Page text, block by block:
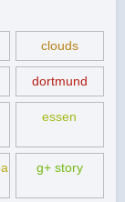
clouds
dortmund
essen
g+ story